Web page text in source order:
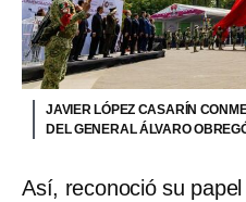
JAVIER LÓPEZ CASARÍN
DEL GENERAL ÁLVARO
Así, reconoció su